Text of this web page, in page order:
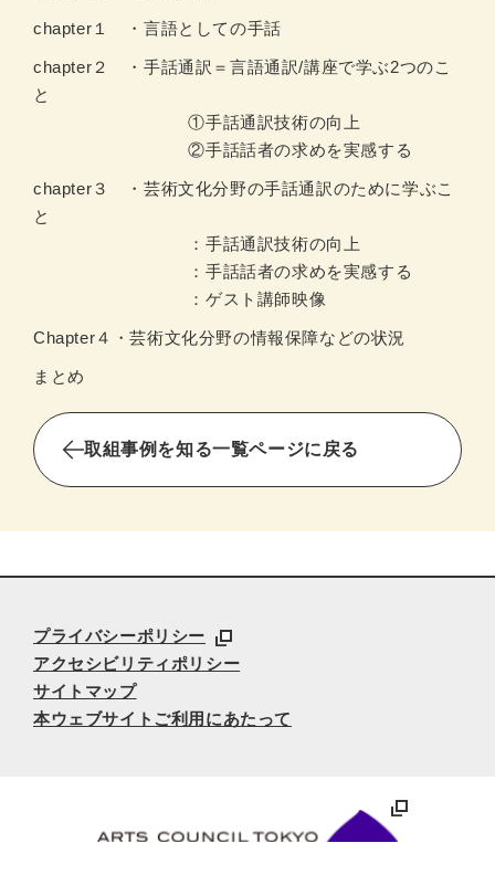
chapter１ ・言語としての手話
chapter２ ・手話通訳＝言語通訳/講座で学ぶ2つのこ
と
①手話通訳技術の向上
②手話話者の求めを実感する
chapter３ ・芸術文化分野の手話通訳のために学ぶこ
と
：手話通訳技術の向上
：手話話者の求めを実感する
：ゲスト講師映像
Chapter４・芸術文化分野の情報保障などの状況
まとめ
取組事例を知る一覧ページに戻る
プライバシーポリシー
アクセシビリティポリシー
サイトマップ
本ウェブサイトご利用にあたって